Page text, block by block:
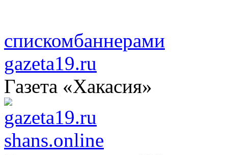
спискомбаннерами
gazeta19.ru
Газета «Хакасия»
shans.online